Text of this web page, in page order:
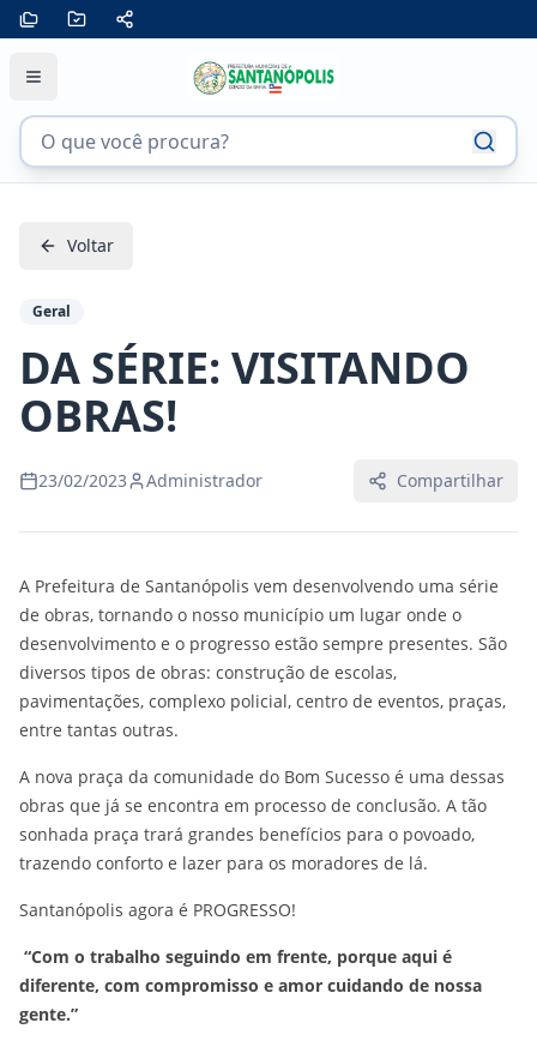
Voltar
Geral
DA SÉRIE: VISITANDO
OBRAS!
23/02/2023 Administrador Compartilhar
A Prefeitura de Santanópolis vem desenvolvendo uma série
de obras, tornando o nosso município um lugar onde o
desenvolvimento e o progresso estão sempre presentes. São
diversos tipos de obras: construção de escolas,
pavimentações, complexo policial, centro de eventos, praças,
entre tantas outras.
A nova praça da comunidade do Bom Sucesso é uma dessas
obras que já se encontra em processo de conclusão. A tão
sonhada praça trará grandes benefícios para o povoado,
trazendo conforto e lazer para os moradores de lá.
Santanópolis agora é PROGRESSO!
“Com o trabalho seguindo em frente, porque aqui é
diferente, com compromisso e amor cuidando de nossa
gente.”